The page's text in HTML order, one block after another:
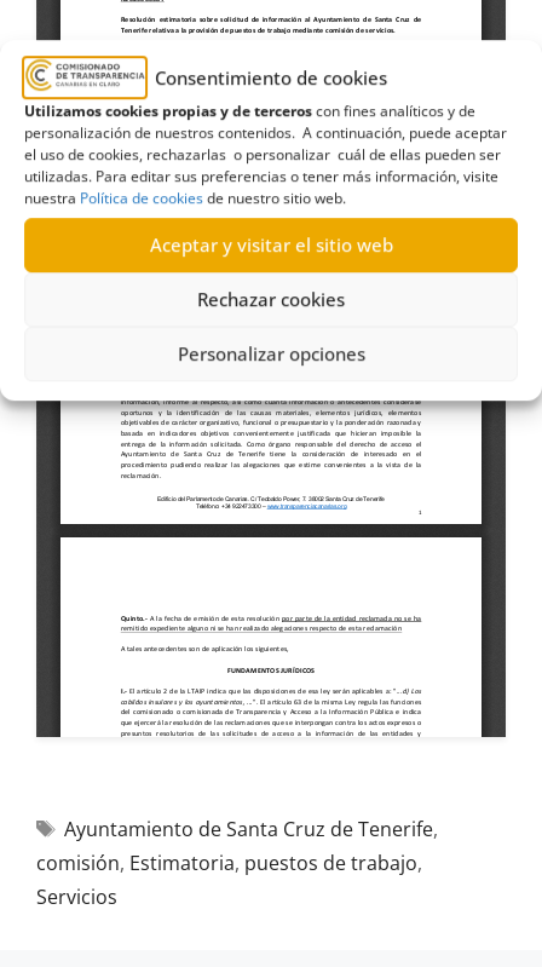
Consentimiento de cookies
Utilizamos cookies propias y de terceroscon fines analíticos y de
personalización de nuestros contenidos. A continuación, puede aceptar
el uso de cookies, rechazarlas o personalizar cuál de ellas pueden ser
utilizadas. Para editar sus preferencias o tener más información, visite
nuestra Política de cookiesde nuestro sitio web.
Aceptar y visitar el sitio web
Rechazar cookies
Personalizar opciones
Ayuntamiento de Santa Cruz de Tenerife,
comisión, Estimatoria, puestos de trabajo,
Servicios